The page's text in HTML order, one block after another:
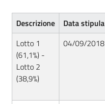
Seguici
su
Descrizione Data stipula
Lotto 1
(61,1%) -
Lotto 2
(38,9%)
04/09/2018